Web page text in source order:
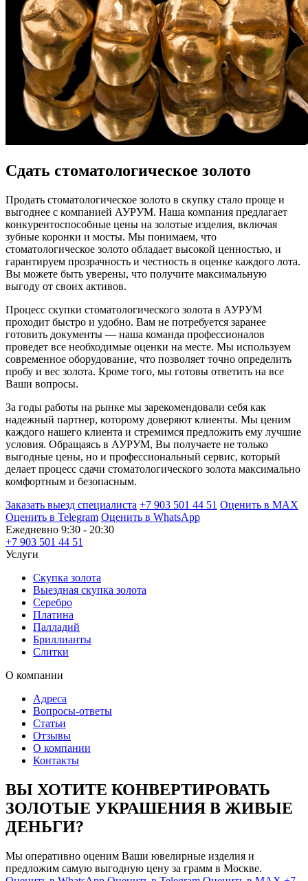
Сдать стоматологическое золото
Продать стоматологическое золото в скупку стало проще и
выгоднее с компанией АУРУМ. Наша компания предлагает
конкурентоспособные цены на золотые изделия, включая
зубные коронки и мосты. Мы понимаем, что
стоматологическое золото обладает высокой ценностью, и
гарантируем прозрачность и честность в оценке каждого лота.
Вы можете быть уверены, что получите максимальную
выгоду от своих активов.
Процесс скупки стоматологического золота в АУРУМ
проходит быстро и удобно. Вам не потребуется заранее
готовить документы — наша команда профессионалов
проведет все необходимые оценки на месте. Мы используем
современное оборудование, что позволяет точно определить
пробу и вес золота. Кроме того, мы готовы ответить на все
Ваши вопросы.
За годы работы на рынке мы зарекомендовали себя как
надежный партнер, которому доверяют клиенты. Мы ценим
каждого нашего клиента и стремимся предложить ему лучшие
условия. Обращаясь в АУРУМ, Вы получаете не только
выгодные цены, но и профессиональный сервис, который
делает процесс сдачи стоматологического золота максимально
комфортным и безопасным.
Заказать выезд специалиста +7 903 501 44 51 Оценить в MAX
Оценить в Telegram Оценить в WhatsApp
Ежедневно 9:30 - 20:30
+7 903 501 44 51
Услуги
Скупка золота
Выездная скупка золота
Серебро
Платина
Палладий
Бриллианты
Слитки
О компании
Адреса
Вопросы-ответы
Статьи
Отзывы
О компании
Контакты
ВЫ ХОТИТЕ КОНВЕРТИРОВАТЬ
ЗОЛОТЫЕ УКРАШЕНИЯ В ЖИВЫЕ
ДЕНЬГИ?
Мы оперативно оценим Ваши ювелирные изделия и
предложим самую выгодную цену за грамм в Москве.